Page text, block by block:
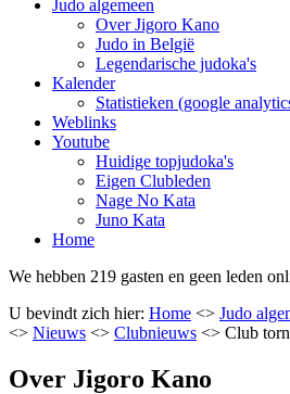
Judo algemeen
Over Jigoro Kano
Judo in België
Legendarische judoka's
Kalender
Statistieken (google
Weblinks
Youtube
Huidige topjudoka's
Eigen Clubleden
Nage No Kata
Juno Kata
Home
We hebben 219 gasten en geen leden
U bevindt zich hier: Home <> Judo
<> Nieuws <> Clubnieuws <> Club
Over Jigoro Kano